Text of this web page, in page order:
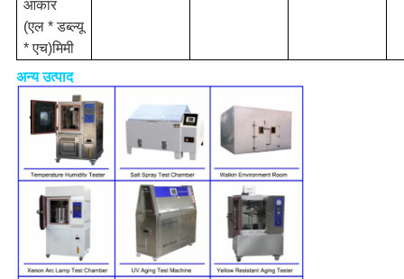
आकार
(एल * डब्ल्यू
* एच)मिमी
अन्य उत्पाद